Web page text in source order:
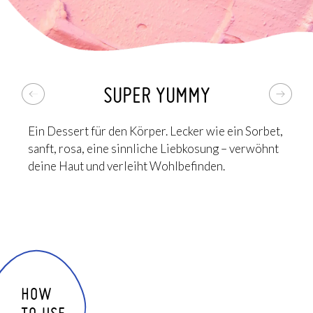
diejenigen, die eine zusätzliche Schönheitsbehandlung
wünschen, als Körpermaske, indem du es einwirken
lässt und dann wie ein Peeling einmassierst.
Textur und duftet fantastisch. Das beste
Körperpeeling, das du je ausprobiert hast, du wirst
dich in es verlieben!
SUPER YUMMY
Ein Dessert für den Körper. Lecker wie ein Sorbet,
sanft, rosa, eine sinnliche Liebkosung – verwöhnt
deine Haut und verleiht Wohlbefinden.
HOW